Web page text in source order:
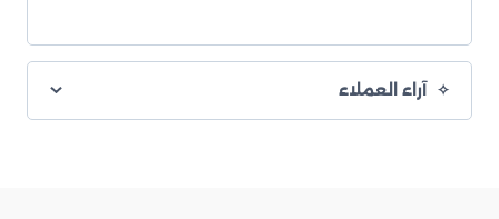
آراء العملاء